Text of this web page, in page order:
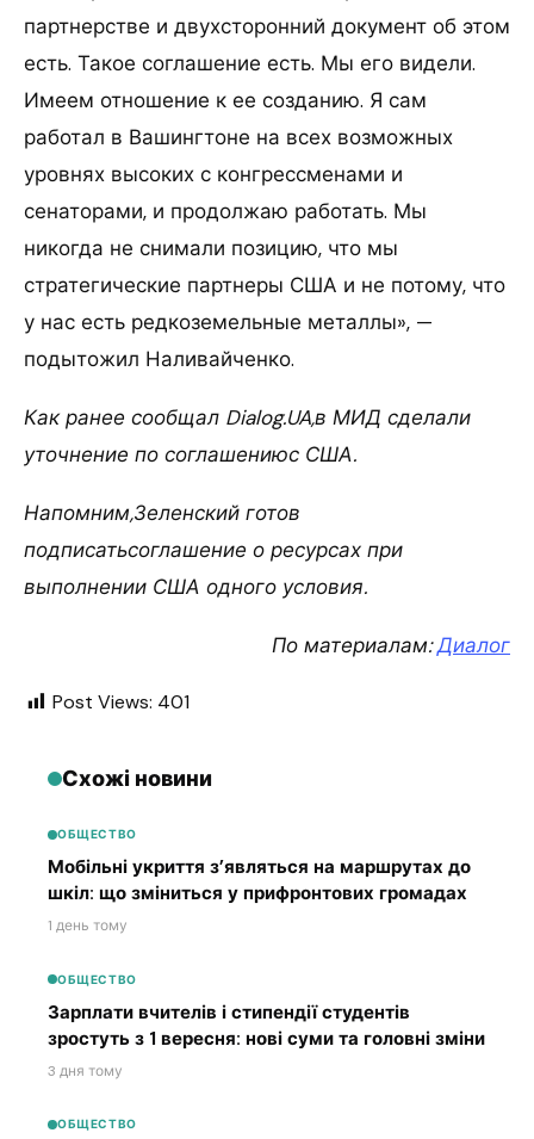
партнерстве и двухсторонний документ об этом
есть. Такое соглашение есть. Мы его видели.
Имеем отношение к ее созданию. Я сам
работал в Вашингтоне на всех возможных
уровнях высоких с конгрессменами и
сенаторами, и продолжаю работать. Мы
никогда не снимали позицию, что мы
стратегические партнеры США и не потому, что
у нас есть редкоземельные металлы», —
подытожил Наливайченко.
Как ранее сообщал Dialog.UA,в МИД сделали
уточнение по соглашениюс США.
Напомним,Зеленский готов
подписатьсоглашение о ресурсах при
выполнении США одного условия.
По материалам:Диалог
Post Views: 401
Схожі новини
ОБЩЕСТВО
Мобільні укриття з’являться на маршрутах до
шкіл: що зміниться у прифронтових громадах
1 день тому
ОБЩЕСТВО
Зарплати вчителів і стипендії студентів
зростуть з 1 вересня: нові суми та головні зміни
3 дня тому
ОБЩЕСТВО